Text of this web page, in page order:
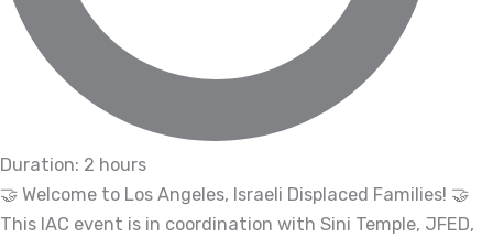
Duration: 2 hours
🤝 Welcome to Los Angeles, Israeli Displaced Families! 🤝
This IAC event is in coordination with Sini Temple, JFED,